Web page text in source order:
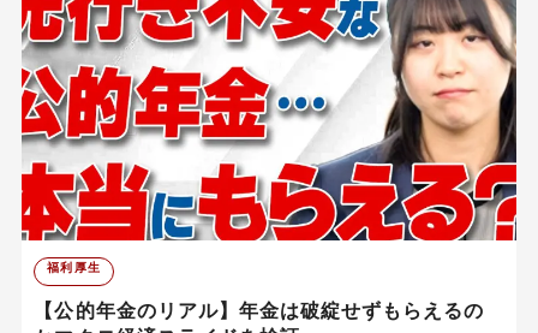
福利厚生
【公的年金のリアル】年金は破綻せずもらえるの